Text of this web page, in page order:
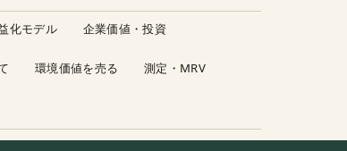
化モデル 企業価値・投資
環境価値を売る 測定・MRV